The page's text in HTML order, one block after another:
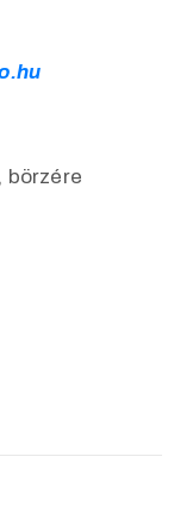
börzére